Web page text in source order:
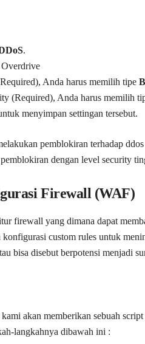
.
Anda harus memilih tipe
(Required), Anda harus memilih
menyimpan settingan tersebut.
pemblokiran terhadap
dengan level security
Firewall (WAF)
firewall yang dimana dapat
custom rules untuk
bisa disebut berpotensi menjadi
akan memberikan sebuah
langkahnya dibawah ini :